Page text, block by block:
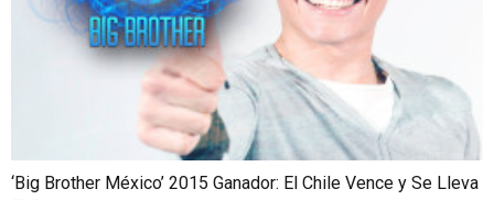
‘Big Brother México’ 2015 Ganador: El Chile Vence y Se Lleva